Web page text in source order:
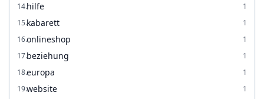
14.hilfe
1
15.kabarett
1
16.onlineshop
1
17.beziehung
1
18.europa
1
19.website
1